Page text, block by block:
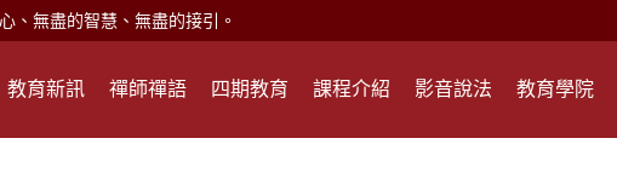
。
在？
，讓生命更寬廣。
教育新訊 禪師禪語 四期教育 課程介紹 影音說法 教育學院